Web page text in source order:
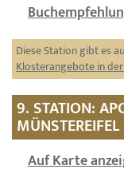
Diese Station gibt es
Klosterangebote in
9. STATION:
MÜNSTEREIFEL
Auf Karte